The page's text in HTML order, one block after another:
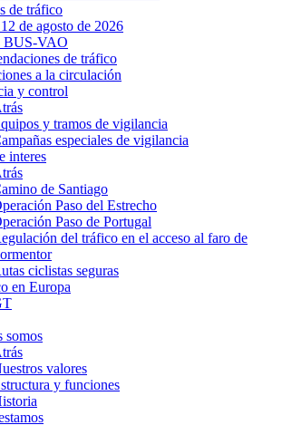
de tráfico
de agosto de 2026
BUS-VAO
de tráfico
a la circulación
y control
y tramos de vigilancia
especiales de vigilancia
interes
de Santiago
Paso del Estrecho
Paso de Portugal
del tráfico en el acceso al faro de
ciclistas seguras
en Europa
somos
valores
y funciones